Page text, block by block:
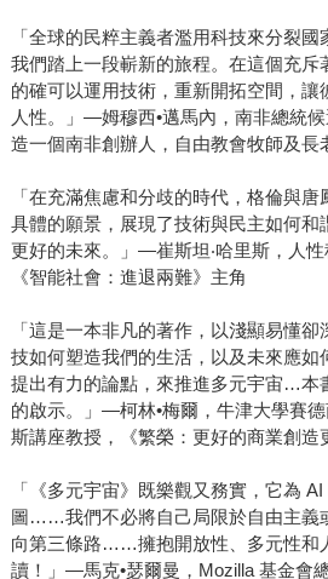
「全球的民粹主義者濫用科技來分裂
我們踏上一段嶄新的旅程。在這個充斥
的確可以運用技術，重新開拓空間，讓
人性。」—姆穆西•邁馬內，南非總統
造一個南非創辦人，自由教會牧師及長
「在充滿焦慮和分歧的時代，格倫與唐
具體的願景，展現了技術與民主如何和
更好的未來。」—崔斯坦‧哈里斯，人性
《智能社會：進退兩難》主角
「這是一本非凡的著作，以淺顯易懂
技如何塑造我們的生活，以及未來應如
提出有力的論點，來推進多元宇宙…本
的啟示。」—柯林•梅爾，牛津大學賽
斯講座教授，《繁榮：更好的商業創造
「《多元宇宙》既樂觀又務實，它為
圖……我們不必將自己局限於自由主
向第三條路……擁抱開放性、多元性和
讀！」—馬克•瑟爾曼，Mozilla 基金會